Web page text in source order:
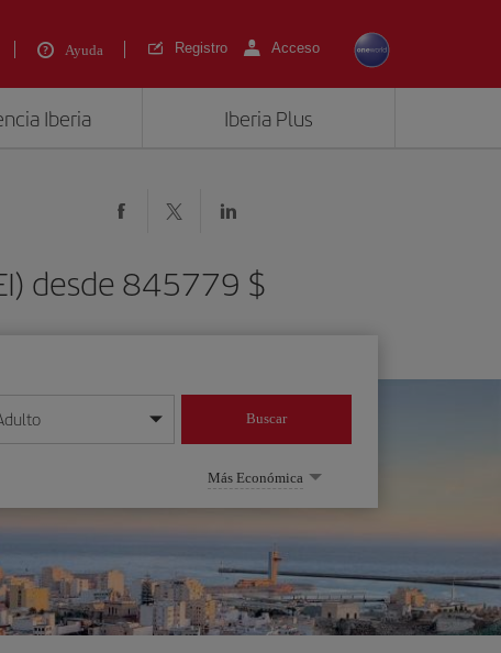
Ayuda Registro Acceso
Iberia Iberia Plus
desde 845779 $
día/mes/año
Buscar
Más Económica